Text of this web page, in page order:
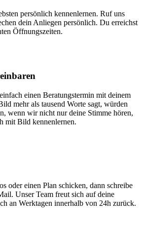
persönlich kennenlernen. Ruf uns
dein Anliegen persönlich. Du erreichst
Öffnungszeiten.
einen Beratungstermin mit deinem
mehr als tausend Worte sagt, würden
wenn wir nicht nur deine Stimme hören,
mit Bild kennenlernen.
oder einen Plan schicken, dann schreibe
Unser Team freut sich auf deine
an Werktagen innerhalb von 24h zurück.